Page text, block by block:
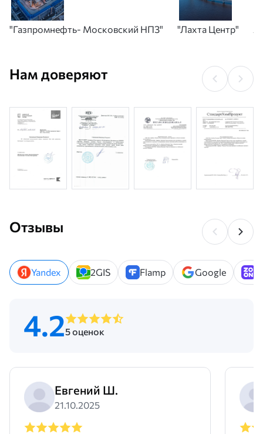
"Газпромнефть- Московский НПЗ" "Лахта Центр"
Нам доверяют
Отзывы
Yandex 2GIS Flamp Google
4.25 оценок
Евгений Ш.
21.10.2025